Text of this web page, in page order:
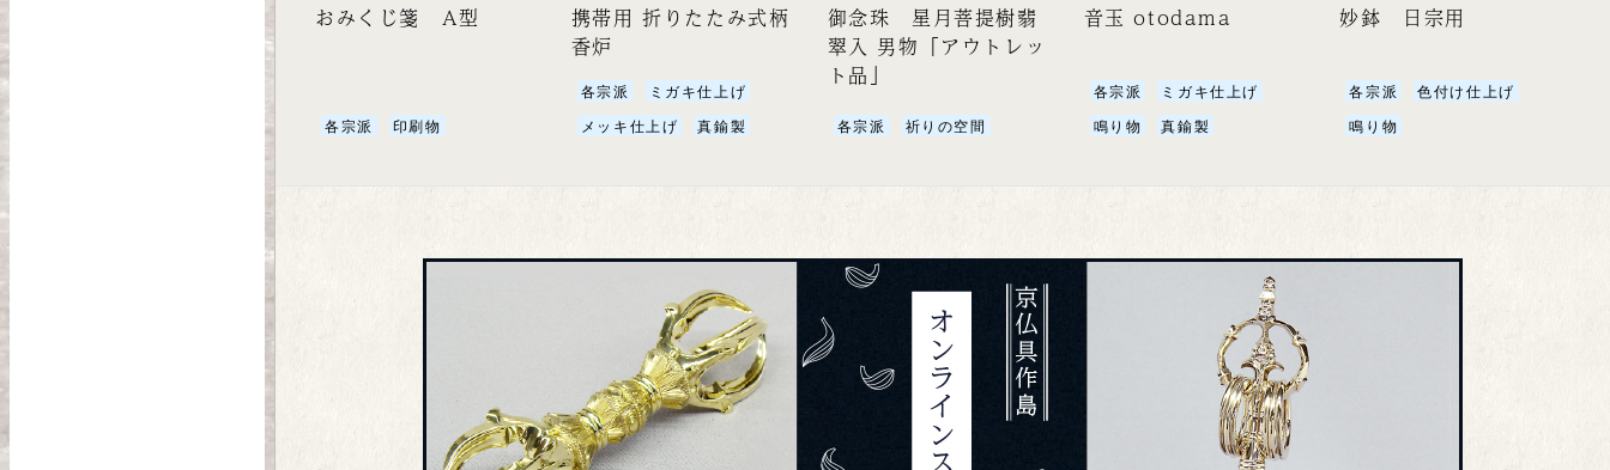
おみくじ箋 A型
各宗派 印刷物
携帯用 折りたたみ式柄
香炉
各宗派
ミガキ仕上げ
メッキ仕上げ
真鍮製
御念珠 星月菩提樹翡
翠入 男物「アウトレッ
ト品」
各宗派 祈りの空間
音玉 otodama
各宗派
ミガキ仕上げ
鳴り物
真鍮製
妙鉢 日宗用
各宗派
色付け仕上げ
鳴り物